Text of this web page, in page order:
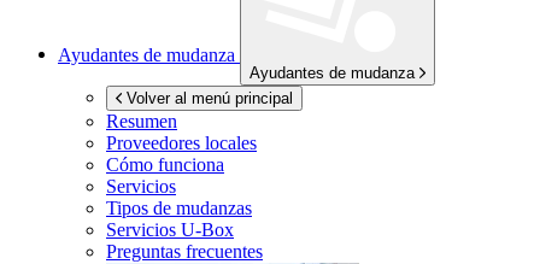
Ayudantes de mudanza
Ayudantes de mudanza
Volver al menú principal
Resumen
Proveedores locales
Cómo funciona
Servicios
Tipos de mudanzas
Servicios U-Box
Preguntas frecuentes